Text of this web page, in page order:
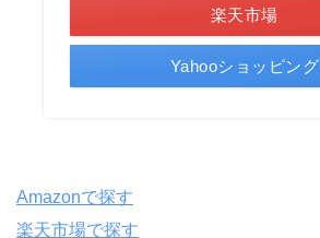
楽天市場
Yahooショッピング
Amazonで探す
楽天市場で探す